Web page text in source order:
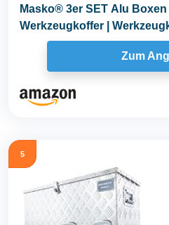
Masko® 3er SET Alu Boxen
Werkzeugkoffer |
Zum
5